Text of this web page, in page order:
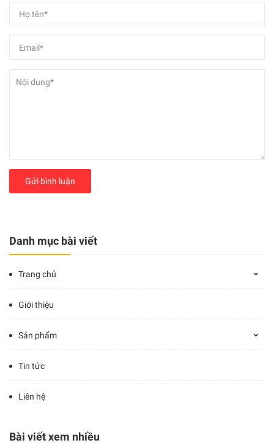
Danh mục bài viết
Trang chủ
Giới thiệu
Sản phẩm
Tin tức
Liên hệ
Bài viết xem nhiều
Gửi bình luận